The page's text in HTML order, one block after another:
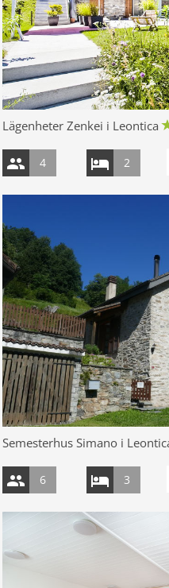
Lägenheter Zenkei i Leontica
4 2
Semesterhus Simano i
6 3